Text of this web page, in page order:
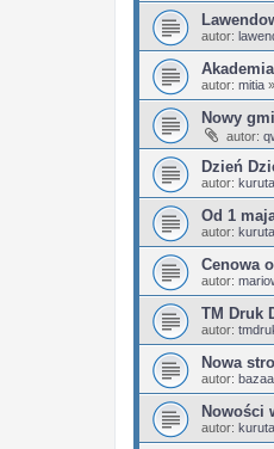
autor:
autor: mitia »
Nowy
autor:
Dzień
autor:
Od 1
autor:
Cenowa
autor:
TM Druk
autor:
Nowa
autor:
Nowości
autor: